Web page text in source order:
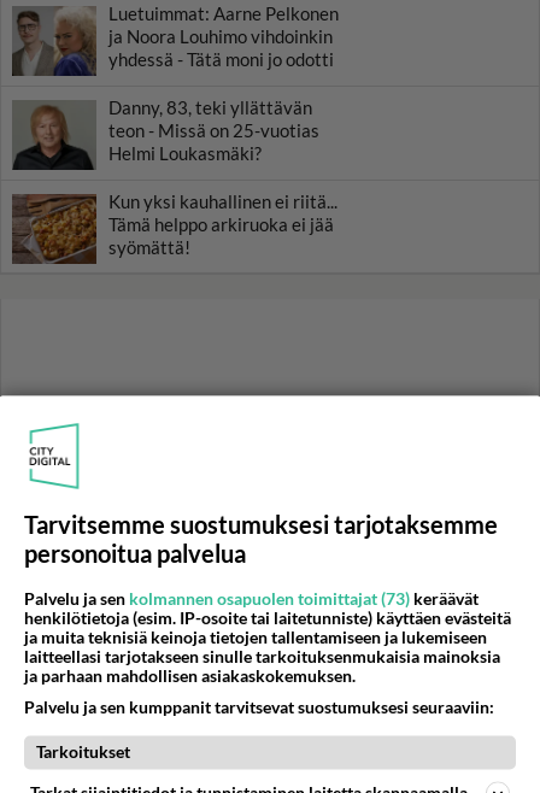
Luetuimmat: Aarne Pelkonen
ja Noora Louhimo vihdoinkin
yhdessä - Tätä moni jo odotti
Danny, 83, teki yllättävän
teon - Missä on 25-vuotias
Helmi Loukasmäki?
Kun yksi kauhallinen ei riitä...
Tämä helppo arkiruoka ei jää
syömättä!
RESEPTIT
Pesto-pinaattilasagne tuo
uutta makua perinteiseen
Tarvitsemme suostumuksesi tarjotaksemme
personoitua palvelua
Palvelu ja sen kolmannen osapuolen toimittajat (73) keräävät
henkilötietoja (esim. IP-osoite tai laitetunniste) käyttäen evästeitä
ja muita teknisiä keinoja tietojen tallentamiseen ja lukemiseen
laitteellasi tarjotakseen sinulle tarkoituksenmukaisia mainoksia
ja parhaan mahdollisen asiakaskokemuksen.
Palvelu ja sen kumppanit tarvitsevat suostumuksesi seuraaviin:
Tarkoitukset